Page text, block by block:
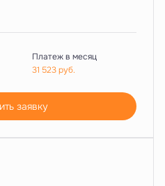
Платеж в месяц
31 523руб.
заявку